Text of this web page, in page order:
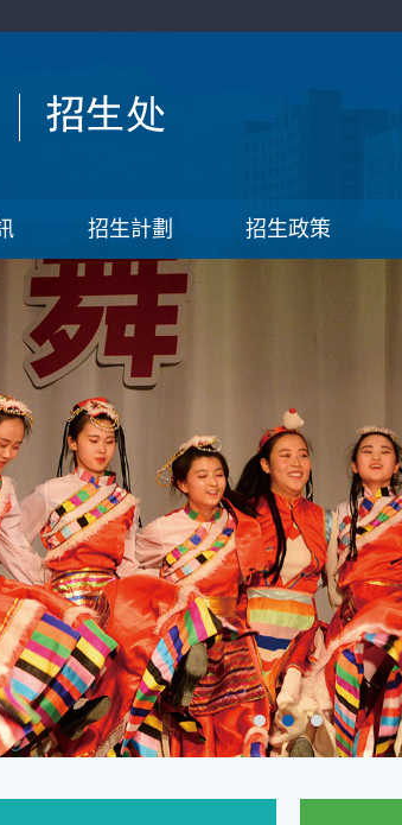
招生計劃 招生政策